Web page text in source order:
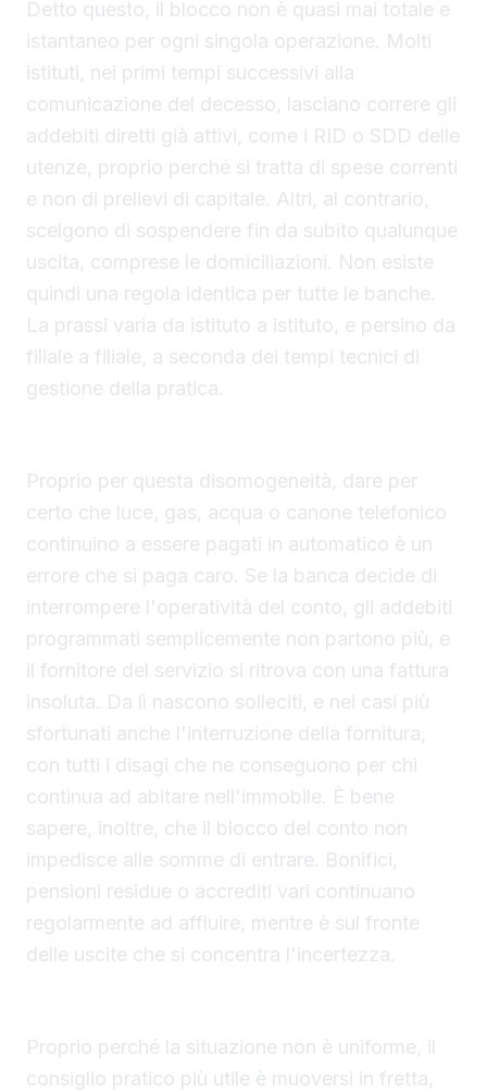
Detto questo, il blocco non è quasi mai totale e
istantaneo per ogni singola operazione. Molti
istituti, nei primi tempi successivi alla
comunicazione del decesso, lasciano correre gli
addebiti diretti già attivi, come i RID o SDD delle
utenze, proprio perché si tratta di spese correnti
e non di prelievi di capitale. Altri, al contrario,
scelgono di sospendere fin da subito qualunque
uscita, comprese le domiciliazioni. Non esiste
quindi una regola identica per tutte le banche.
La prassi varia da istituto a istituto, e persino da
filiale a filiale, a seconda dei tempi tecnici di
gestione della pratica.
Proprio per questa disomogeneità, dare per
certo che luce, gas, acqua o canone telefonico
continuino a essere pagati in automatico è un
errore che si paga caro. Se la banca decide di
interrompere l'operatività del conto, gli addebiti
programmati semplicemente non partono più, e
il fornitore del servizio si ritrova con una fattura
insoluta. Da lì nascono solleciti, e nei casi più
sfortunati anche l'interruzione della fornitura,
con tutti i disagi che ne conseguono per chi
continua ad abitare nell'immobile. È bene
sapere, inoltre, che il blocco del conto non
impedisce alle somme di entrare. Bonifici,
pensioni residue o accrediti vari continuano
regolarmente ad affluire, mentre è sul fronte
delle uscite che si concentra l'incertezza.
Proprio perché la situazione non è uniforme, il
consiglio pratico più utile è muoversi in fretta,